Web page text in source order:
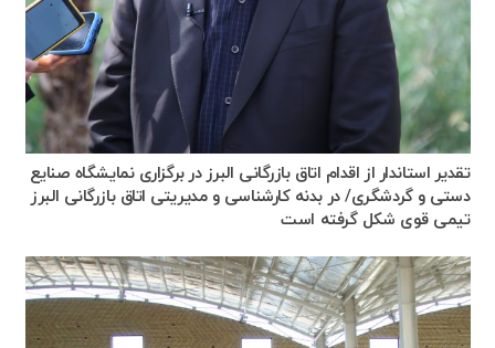
تقدیر استاندار از اقدام اتاق بازرگانی البرز در برگزاری نمایشگاه صنایع
دستی و گردشگری/ در بدنه کارشناسی و مدیریتی اتاق بازرگانی البرز
تیمی قوی شکل گرفته است